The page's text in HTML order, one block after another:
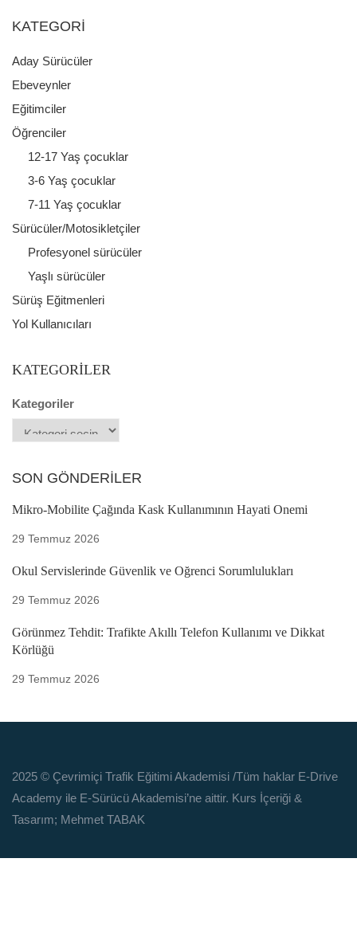
KATEGORI
Aday Sürücüler
Ebeveynler
Eğitimciler
Öğrenciler
12-17 Yaş çocuklar
3-6 Yaş çocuklar
7-11 Yaş çocuklar
Sürücüler/Motosikletçiler
Profesyonel sürücüler
Yaşlı sürücüler
Sürüş Eğitmenleri
Yol Kullanıcıları
KATEGORILER
Kategoriler
SON GÖNDERILER
Mikro-Mobilite Çağında Kask Kullanımının Hayati Önemi
29 Temmuz 2026
Okul Servislerinde Güvenlik ve Öğrenci Sorumlulukları
29 Temmuz 2026
Görünmez Tehdit: Trafikte Akıllı Telefon Kullanımı ve Dikkat
Körlüğü
29 Temmuz 2026
2025 © Çevrimiçi Trafik Eğitimi Akademisi /Tüm haklar E-Drive
Academy ile E-Sürücü Akademisi’ne aittir. Kurs İçeriği &
Tasarım; Mehmet TABAK